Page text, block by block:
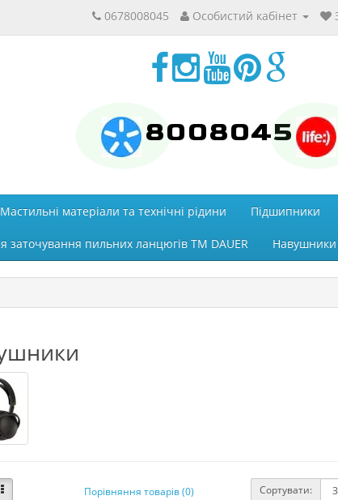
0678008045 Особистий кабінет
8008045
Мастильні матеріали та технічні рідини Підшипники
заточування пильних ланцюгів ТМ DAUER Навушники
Порівняння товарів (0) Сортувати: